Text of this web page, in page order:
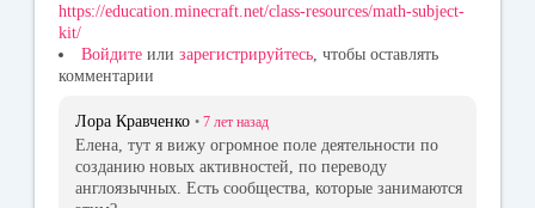
https://education.minecraft.net/class-resources/math-subject-
kit/
Войдите или зарегистрируйтесь , чтобы оставлять
комментарии
Лора Кравченко • 7 лет назад
Елена, тут я вижу огромное поле деятельности по
созданию новых активностей, по переводу
англоязычных. Есть сообщества, которые занимаются